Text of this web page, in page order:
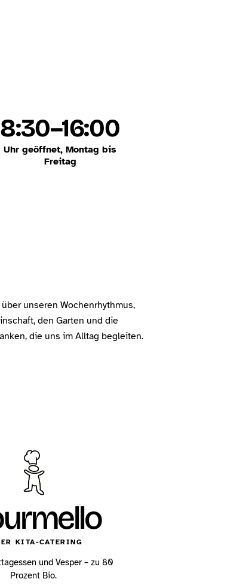
8:30–16:00
Uhr geöffnet, Montag bis
Freitag
unseren Wochenrhythmus,
den Garten und die
die uns im Alltag begleiten.
KITA-CATERING
und Vesper – zu 80
Prozent Bio.